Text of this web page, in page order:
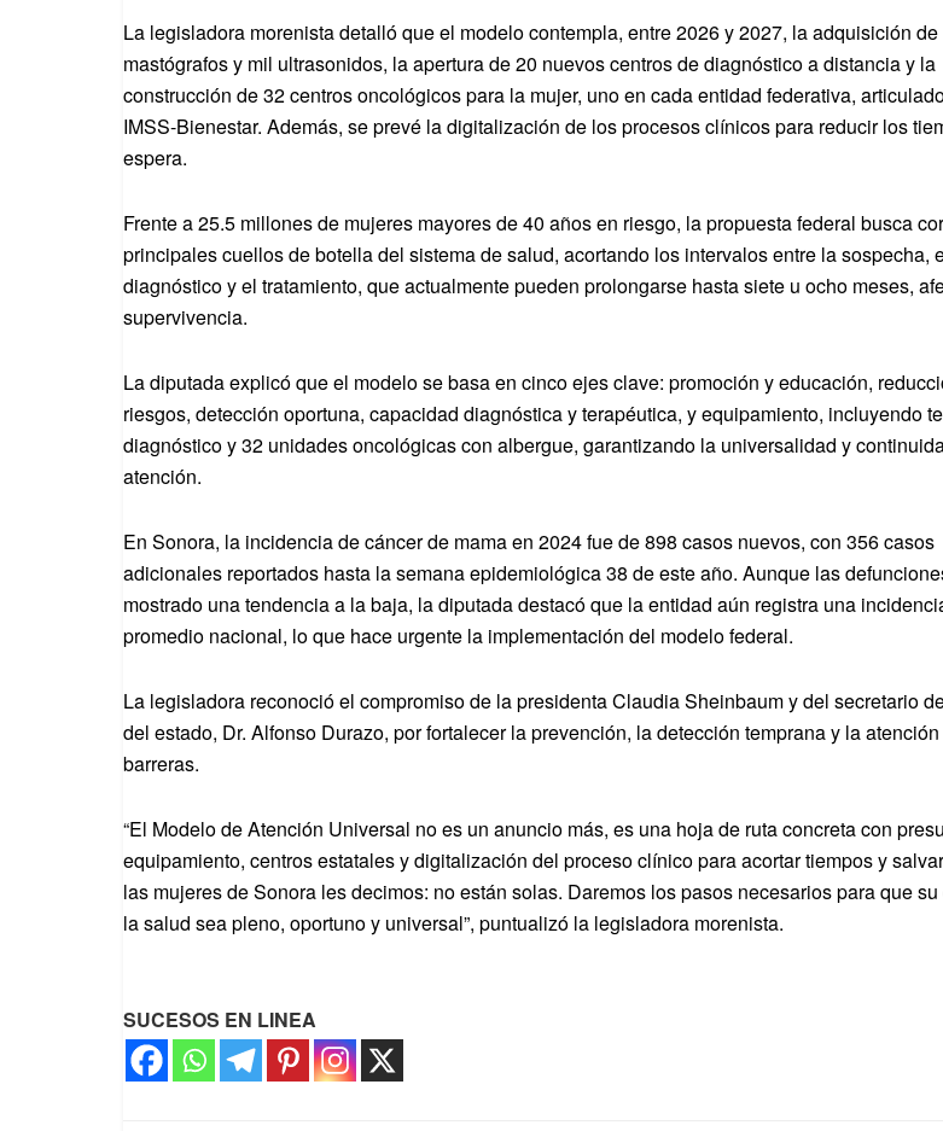
La legisladora morenista detalló que el modelo contempla, entre 2026 y 2027, la adquisición de
mastógrafos y mil ultrasonidos, la apertura de 20 nuevos centros de diagnóstico a distancia y la
construcción de 32 centros oncológicos para la mujer, uno en cada entidad federativa,
IMSS-Bienestar. Además, se prevé la digitalización de los procesos clínicos para reducir los
espera.
Frente a 25.5 millones de mujeres mayores de 40 años en riesgo, la propuesta federal busca
principales cuellos de botella del sistema de salud, acortando los intervalos entre la sospecha,
diagnóstico y el tratamiento, que actualmente pueden prolongarse hasta siete u ocho meses,
supervivencia.
La diputada explicó que el modelo se basa en cinco ejes clave: promoción y educación,
riesgos, detección oportuna, capacidad diagnóstica y terapéutica, y equipamiento, incluyendo
diagnóstico y 32 unidades oncológicas con albergue, garantizando la universalidad y
atención.
En Sonora, la incidencia de cáncer de mama en 2024 fue de 898 casos nuevos, con 356 casos
adicionales reportados hasta la semana epidemiológica 38 de este año. Aunque las
mostrado una tendencia a la baja, la diputada destacó que la entidad aún registra una
promedio nacional, lo que hace urgente la implementación del modelo federal.
La legisladora reconoció el compromiso de la presidenta Claudia Sheinbaum y del secretario
del estado, Dr. Alfonso Durazo, por fortalecer la prevención, la detección temprana y la
barreras.
“El Modelo de Atención Universal no es un anuncio más, es una hoja de ruta concreta con
equipamiento, centros estatales y digitalización del proceso clínico para acortar tiempos y
las mujeres de Sonora les decimos: no están solas. Daremos los pasos necesarios para que
la salud sea pleno, oportuno y universal”, puntualizó la legisladora morenista.
SUCESOS EN LINEA